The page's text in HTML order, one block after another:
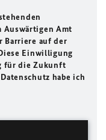
Auswärtigen Amt
Barriere auf der
Einwilligung
für die Zukunft
habe ich